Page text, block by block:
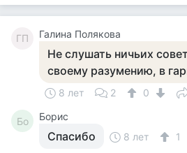
ГП Галина Полякова
Не слушать ничьих
своему разумению, в
8 лет 2 0
Бо Борис
Спасибо 8 лет 1